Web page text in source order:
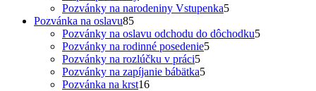
produktov
Pozvánky na narodeniny Vstupenka55
Pozvánka na oslavu8585
produktov
Pozvánky na oslavu odchodu do dôchodku55
Pozvánky na rodinné posedenie55
Pozvánky na rozlúčku v práci55
produktov
Pozvánky na zapíjanie bábätka55
Pozvánka na krst1616